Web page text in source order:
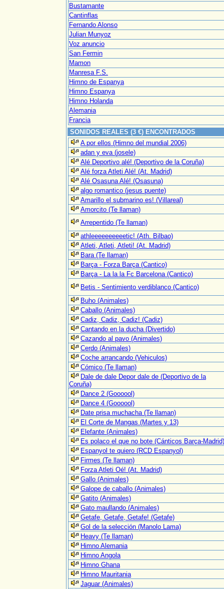
Bustamante
Cantinflas
Fernando Alonso
Julian Munyoz
Voz anuncio
San Fermin
Mamon
Manresa F.S.
Himno de Espanya
Himno Espanya
Himno Holanda
Alemania
Francia
SONIDOS REALES (3 €) ENCONTRADOS
A por ellos (Himno del mundial 2006)
adan y eva (josele)
Alé Deportivo alé! (Deportivo de la Coruña)
Alé forza Atleti Alé! (At. Madrid)
Alé Osasuna Alé! (Osasuna)
algo romantico (jesus puente)
Amarillo el submarino es! (Villareal)
Amorcito (Te llaman)
Arrepentido (Te llaman)
athleeeeeeeeeetic! (Ath. Bilbao)
Atleti, Atleti, Atleti! (At. Madrid)
Bara (Te llaman)
Barça - Forza Barça (Cantico)
Barça - La la la Fc Barcelona (Cantico)
Betis - Sentimiento verdiblanco (Cantico)
Buho (Animales)
Caballo (Animales)
Cadiz, Cadiz, Cadiz! (Cadiz)
Cantando en la ducha (Divertido)
Cazando al pavo (Animales)
Cerdo (Animales)
Coche arrancando (Vehiculos)
Cómico (Te llaman)
Dale de dale Depor dale de (Deportivo de la
Coruña)
Dance 2 (Goooool)
Dance 4 (Goooool)
Date prisa muchacha (Te llaman)
El Corte de Mangas (Martes y 13)
Elefante (Animales)
Es polaco el que no bote (Cánticos Barça-Madrid)
Espanyol te quiero (RCD Espanyol)
Firmes (Te llaman)
Forza Atleti Oé! (At. Madrid)
Gallo (Animales)
Galope de caballo (Animales)
Gatito (Animales)
Gato maullando (Animales)
Getafe, Getafe, Getafe! (Getafe)
Gol de la selección (Manolo Lama)
Heavy (Te llaman)
Himno Alemania
Himno Angola
Himno Ghana
Himno Mauritania
Jaguar (Animales)